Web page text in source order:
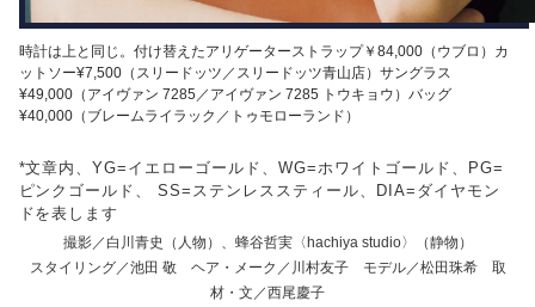
時計は上と同じ。付け替えたアリゲーターストラップ￥84,000（ウブロ）カ
ットソー¥7,500（スリードッツ／スリードッツ青山店）サングラス
¥49,000（アイヴァン 7285／アイヴァン 7285 トウキョウ）バッグ
¥40,000（ブレームライラック／トゥモローランド）
*文章内、YG=イエローゴールド、WG=ホワイトゴールド、PG=
ピンクゴールド、 SS=ステンレススティール、DIA=ダイヤモン
ドを表します
撮影／白川青史（人物）、蜂谷哲実〈hachiya studio〉（静物）
スタイリング／池田 敬 ヘア・メーク／川村友子 モデル／松田珠希 取
材・文／西尾慶子